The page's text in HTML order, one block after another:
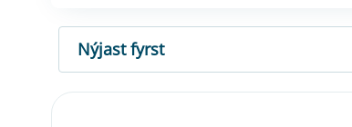
RÖÐUN